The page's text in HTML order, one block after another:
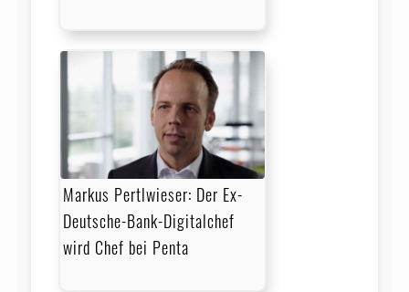
Markus Pertlwieser: Der Ex-
Deutsche-Bank-Digitalchef
wird Chef bei Penta